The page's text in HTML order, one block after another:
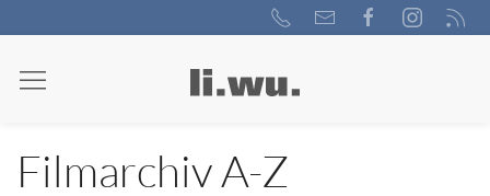
Filmarchiv A-Z